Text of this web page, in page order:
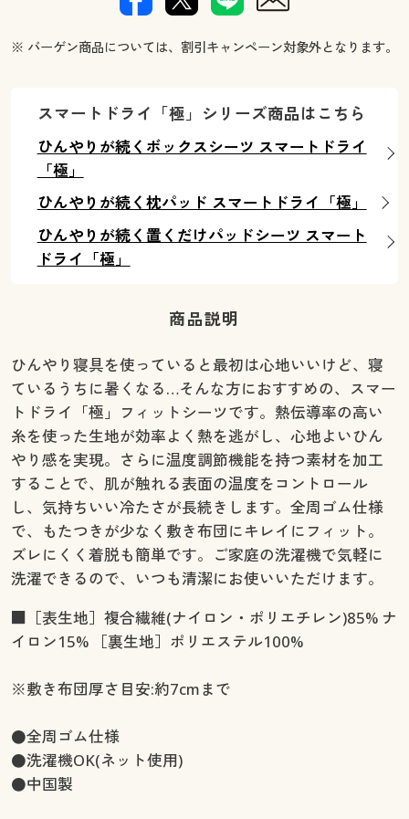
※ バーゲン商品については、割引キャンペーン対象外となります。
スマートドライ「極」シリーズ商品はこちら
ひんやりが続くボックスシーツ スマートドライ
「極」
ひんやりが続く枕パッド スマートドライ「極」
ひんやりが続く置くだけパッドシーツ スマート
ドライ「極」
商品説明
ひんやり寝具を使っていると最初は心地いいけど、寝
ているうちに暑くなる…そんな方におすすめの、スマー
トドライ「極」フィットシーツです。熱伝導率の高い
糸を使った生地が効率よく熱を逃がし、心地よいひん
やり感を実現。さらに温度調節機能を持つ素材を加工
することで、肌が触れる表面の温度をコントロール
し、気持ちいい冷たさが長続きします。全周ゴム仕様
で、もたつきが少なく敷き布団にキレイにフィット。
ズレにくく着脱も簡単です。ご家庭の洗濯機で気軽に
洗濯できるので、いつも清潔にお使いいただけます。
■［表生地］複合繊維(ナイロン・ポリエチレン)85% ナ
イロン15% ［裏生地］ポリエステル100%
※敷き布団厚さ目安:約7cmまで
●全周ゴム仕様
●洗濯機OK(ネット使用)
●中国製